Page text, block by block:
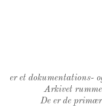
er et dokumentations-
Arkivet
De er de